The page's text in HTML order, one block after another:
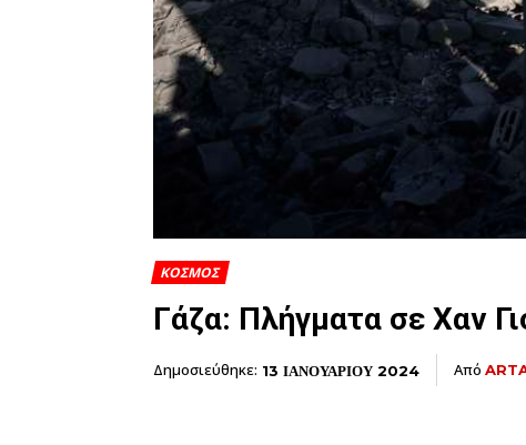
ΚΟΣΜΟΣ
Γάζα: Πλήγματα σε Χαν
Δημοσιεύθηκε: 13 ΙΑΝΟΥΑΡΙΟΥ 2024 Από